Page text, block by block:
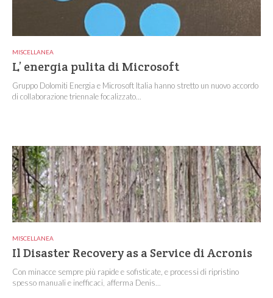
MISCELLANEA
L’ energia pulita di Microsoft
Gruppo Dolomiti Energia e Microsoft Italia hanno stretto un nuovo accordo
di collaborazione triennale focalizzato...
MISCELLANEA
Il Disaster Recovery as a Service di Acronis
Con minacce sempre più rapide e sofisticate, e processi di ripristino
spesso manuali e inefficaci, afferma Denis...